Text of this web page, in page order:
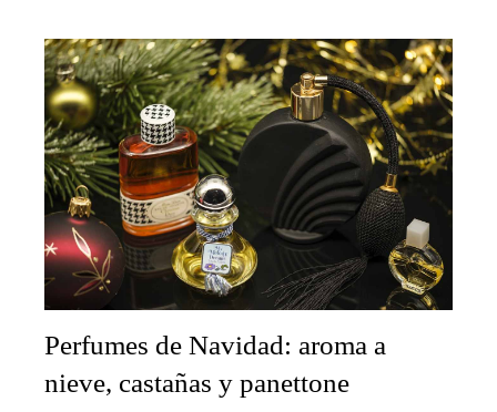
Perfumes de Navidad: aroma a
nieve, castañas y panettone